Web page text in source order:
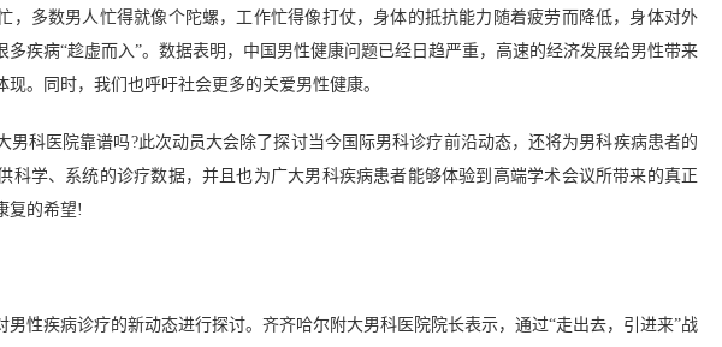
多数男人忙得就像个陀螺，工作忙得像打仗，身体的抵抗能力随着疲劳而降低，身体对外
疾病“趁虚而入”。数据表明，中国男性健康问题已经日趋严重，高速的经济发展给男性带来
。同时，我们也呼吁社会更多的关爱男性健康。
科医院靠谱吗?此次动员大会除了探讨当今国际男科诊疗前沿动态，还将为男科疾病患者的
科学、系统的诊疗数据，并且也为广大男科疾病患者能够体验到高端学术会议所带来的真正
复的希望!
疾病诊疗的新动态进行探讨。齐齐哈尔附大男科医院院长表示，通过“走出去，引进来”战